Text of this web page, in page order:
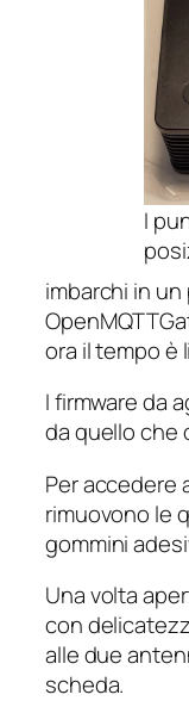
I
imbarchi in
ora il tempo è
I firmware da
da quello che
Per accedere
rimuovono le
gommini
Una volta
con
alle due
scheda.